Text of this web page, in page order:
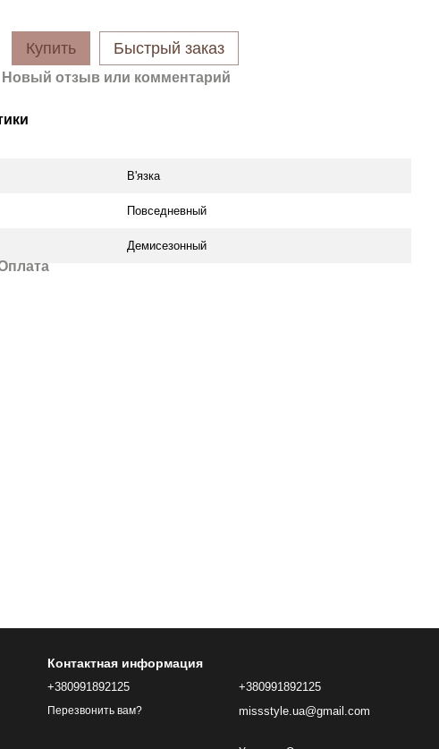
Купить Быстрый заказ
Новый отзыв или комментарий
В'язка
Повседневный
Демисезонный
Контактная информация
+380991892125
Перезвонить вам?
+380991892125
missstyle.ua@gmail.com